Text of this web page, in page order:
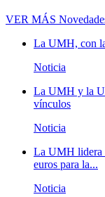
VER MÁS
La UMH, con
Noticia
La UMH y la
vínculos
Noticia
La UMH lidera
euros para la...
Noticia